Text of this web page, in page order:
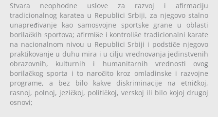
Stvara neophodne uslove za razvoj i afirmaciju
tradicionalnog karatea u Republici Srbiji, za njegovo stalno
unapređivanje kao samosvojne sportske grane u oblasti
borilačkih sportova; afirmiše i kontroliše tradicionalni karate
na nacionalnom nivou u Republici Srbiji i podstiče njegovo
praktikovanje u duhu mira i u cilju vrednovanja jedinstvenih
obrazovnih, kulturnih i humanitarnih vrednosti ovog
borilačkog sporta i to naročito kroz omladinske i razvojne
programe, a bez bilo kakve diskriminacije na etničkoj,
rasnoj, polnoj, jezičkoj, političkoj, verskoj ili bilo kojoj drugoj
osnovi;